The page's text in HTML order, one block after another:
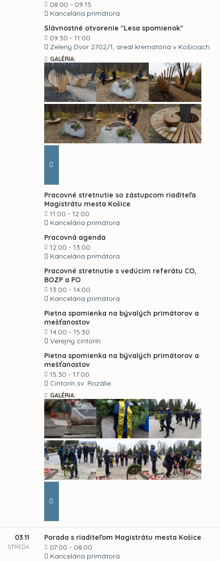
08:00 - 09:15
Kancelária primátora
Slávnostné otvorenie "Lesa spomienok"
09:30 - 11:00
Zelený Dvor 2702/1, areál krematória v Košiciach
GALÉRIA:
Pracovné stretnutie so zástupcom riaditeľa
Magistrátu mesta Košice
11:00 - 12:00
Kancelária primátora
Pracovná agenda
12:00 - 13:00
Kancelária primátora
Pracovné stretnutie s vedúcim referátu CO,
BOZP a PO
13:00 - 14:00
Kancelária primátora
Pietna spomienka na bývalých primátorov a
mešťanostov
14:00 - 15:30
Verejný cintorín
Pietna spomienka na bývalých primátorov a
mešťanostov
15:30 - 17:00
Cintorín sv. Rozálie
GALÉRIA:
03.11
STREDA
Porada s riaditeľom Magistrátu mesta Košice
07:00 - 08:00
Kancelária primátora